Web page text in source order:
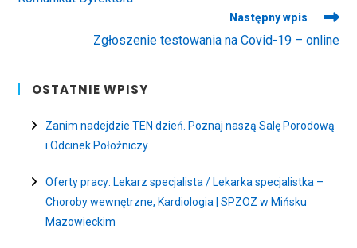
articles
Następny wpis
Zgłoszenie testowania na Covid-19 – online
OSTATNIE WPISY
Zanim nadejdzie TEN dzień. Poznaj naszą Salę Porodową
i Odcinek Położniczy
Oferty pracy: Lekarz specjalista / Lekarka specjalistka –
Choroby wewnętrzne, Kardiologia | SPZOZ w Mińsku
Mazowieckim